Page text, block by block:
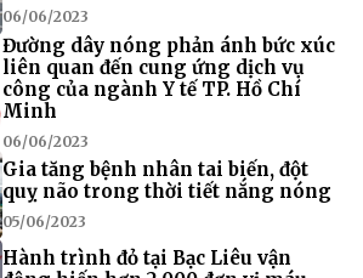
06/06/2023
Đường dây nóng phản ánh bức xúc
liên quan đến cung ứng dịch vụ
công của ngành Y tế TP. Hồ Chí
Minh
06/06/2023
Gia tăng bệnh nhân tai biến, đột
quỵ não trong thời tiết nắng nóng
05/06/2023
Hành trình đỏ tại Bạc Liêu vận